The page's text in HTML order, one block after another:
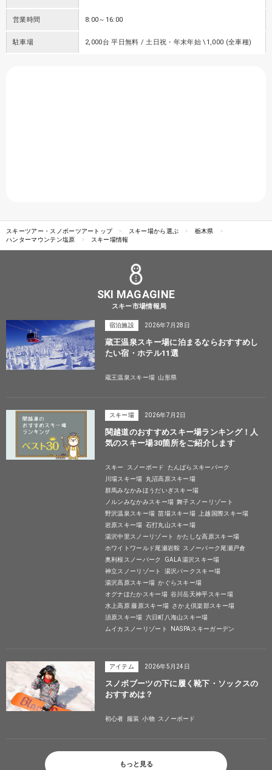
営業時間 8:00～16:00
駐車場 2,000台 平日無料 / 土日祝・年末年始 \1,000 (全車種)
スキーツアー・スノボーツアートップ スキー場から選ぶ
栃木県
ハンターマウンテン塩原
スキー場情報
SKI MAGAGINE
スキー市場情報局
宿泊施設 2026年7月28日
蔵王温泉スキー場に泊まるならおすすめし
たい宿・ホテル11選
蔵王温泉スキー場 山形県
スキー場 2026年7月2日
関越道のおすすめスキー場ランキング！人
気のスキー場30箇所をご紹介します
スキー スノーボード
たんばらスキーパーク
川場スキー場
丸沼高原スキー場
群馬みなかみほうだいぎスキー場
ノルンみなかみスキー場 舞子スノーリゾート
野沢温泉スキー場 苗場スキー場
上越国際スキー場
岩原スキー場 石打丸山スキー場
湯沢中里スノーリゾート
かたしな高原スキー場
ホワイトワールド尾瀬岩鞍 スノーパーク尾瀬戸倉
奥利根スノーパーク
GALA湯沢スキー場
神立スノーリゾート
湯沢パークスキー場
湯沢高原スキー場 かぐらスキー場
オグナほたかスキー場 谷川岳天神平スキー場
水上高原 藤原スキー場 さかえ倶楽部スキー場
須原スキー場 六日町八海山スキー場
ムイカスノーリゾート
NASPAスキーガーデン
アイテム 2026年5月24日
スノボブーツの下に履く靴下・ソックスの
おすすめは？
初心者 服装 小物 スノーボード
もっと見る